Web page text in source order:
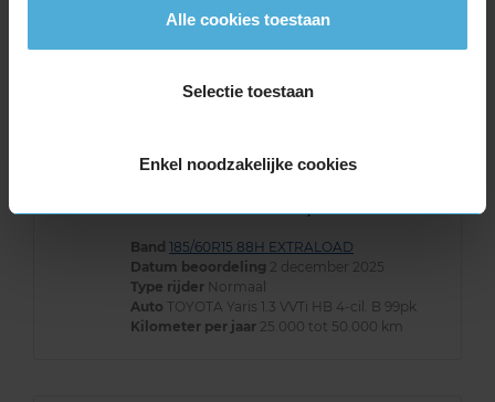
Alle cookies toestaan
Selectie toestaan
Enkel noodzakelijke cookies
Auto PEUGEOT 1007 1.6 HB 4-cil. B 109pk
Kilometer per jaar10.000 tot 25.000 km
10,0Geluid
10,0
Band 185/60R15 88H EXTRALOAD
Datum beoordeling 2 december 2025
Type rijder Normaal
Auto TOYOTA Yaris 1.3 VVTi HB 4-cil. B 99pk
Kilometer per jaar 25.000 tot 50.000 km